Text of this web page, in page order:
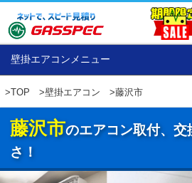
壁掛エアコンメニュー
>TOP >壁掛エアコン >藤沢市
藤沢市のエアコン取付、交
さ！